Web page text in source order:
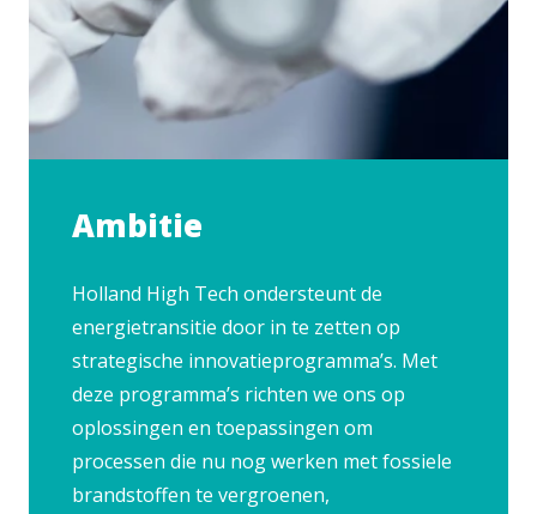
Ambitie
Holland High Tech ondersteunt de
energietransitie door in te zetten op
strategische innovatieprogramma’s. Met
deze programma’s richten we ons op
oplossingen en toepassingen om
processen die nu nog werken met fossiele
brandstoffen te vergroenen,